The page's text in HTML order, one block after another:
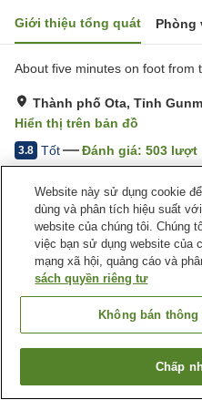
Giới thiệu tổng quát Phòng
About five minutes on foot from
Thành phố Ota, Tỉnh
Hiển thị trên bản đồ
3.8 Tốt Đánh giá: 503 lượt
Tiện nghi chỗ nghỉ
Bãi đỗ xe
Phòng họp
Trang chủ Nhật Bản Tỉnh
Ota Now Resort Hotel
Tìm
Website này sử dụng cookie
dùng và phân tích hiệu suất
website của chúng tôi. Chúng
việc bạn sử dụng website của
mạng xã hội, quảng cáo và
sách quyền riêng tư
Không bán
Chấp